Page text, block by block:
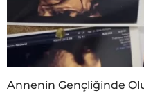
Annenin Gençliğinde